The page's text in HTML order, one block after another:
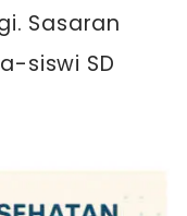
Sasaran
siswi SD